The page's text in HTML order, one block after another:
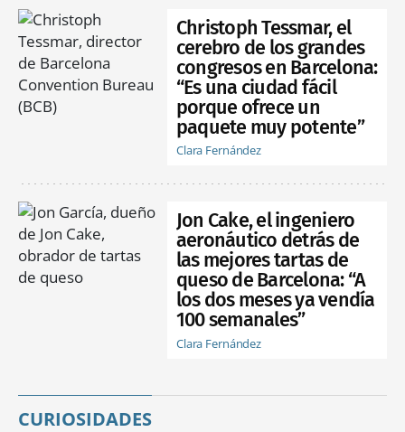
Christoph Tessmar, el
cerebro de los grandes
congresos en Barcelona:
“Es una ciudad fácil
porque ofrece un
paquete muy potente”
Clara Fernández
Jon Cake, el ingeniero
aeronáutico detrás de
las mejores tartas de
queso de Barcelona: “A
los dos meses ya vendía
100 semanales”
Clara Fernández
CURIOSIDADES